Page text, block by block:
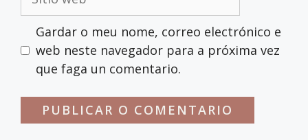
web
Gardar o meu nome, correo electrónico e
web neste navegador para a próxima vez
que faga un comentario.